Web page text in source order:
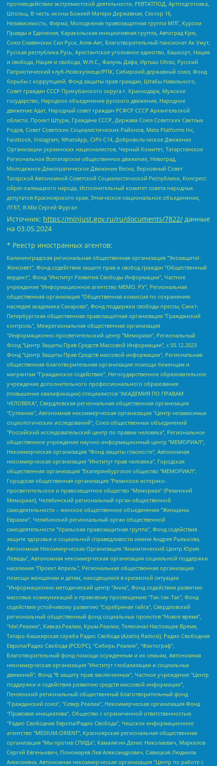
противодействии экстремистской деятельности, РЕВТАТПОД, Артподготовка,
Штольц, В честь иконы Божией Матери Державная, Сектор 16,
Независимость, Фирма, Молодежная правозащитная группа МПГ, Курсом
Правды и Единения, Каракольская инициативная группа, Автоград Крю,
Союз Славянских Сил Руси, Алля-Аят, Благотворительный пансионат Ак Умут,
Русская республика Русь, Арестантское уголовное единство, Башкорт, Нация
и свобода, Нация и свобода, W.H.С., Фалунь Дафа, Иртыш Ultras, Русский
Патриотический клуб-Новокузнецк/РПК, Сибирский державный союз, Фонд
борьбы с коррупцией, Фонд защиты прав граждан, Штабы Навального,
Совет граждан СССР Прикубанского округа г. Краснодара, Мужское
государство, Народное объединение русского движения, Народное
движение Адат, Народный совет граждан РСФСР СССР Архангельской
области, Проект Штурм, Граждане СССР, Держава Союз Советских Светлых
Родов, Совет Советских Социалистических Районов, Meta Platforms Inc,
Facebook, Instagram, WhatsApp, СИЧ-С14, Добровольческое Движение
Организации украинских националистов, Черный Комитет, Татарстанское
Региональное Всетатарское общественное движение, Невоград,
Молодежное Демократическое Движение Весна, Верховный Совет
Татарской Автономной Советской Социалистической Республики, Конгресс
ойрат-калмыцкого народа, Исполнительный комитет совета народных
депутатов Красноярского края, Этническое национальное объединение,
ЛГБТ, Я.МЫ Сергей Фургал
Источник: https://minjust.gov.ru/ru/documents/7822/ данные
на 03.05.2024
* Реестр иностранных агентов:
Калининградская региональная общественная организация "Экозащита!-Женсовет", Фонд содействия защите прав и свобод граждан "Общественный вердикт", Фонд "Институт Развития Свободы Информации", Частное учреждение "Информационное агентство МЕМО. РУ", Региональная общественная организация "Общественная комиссия по сохранению наследия академика Сахарова", Фонд поддержки свободы прессы, Санкт-Петербургская общественная правозащитная организация "Гражданский контроль", Межрегиональная общественная организация "Информационно-просветительский центр "Мемориал", Региональный Фонд "Центр Защиты Прав Средств Массовой Информации", с 05.12.2023 Фонд "Центр Защиты Прав Средств массовой информации", Региональная общественная благотворительная организация помощи беженцам и мигрантам "Гражданское содействие", Негосударственное образовательное учреждение дополнительного профессионального образования (повышение квалификации) специалистов "АКАДЕМИЯ ПО ПРАВАМ ЧЕЛОВЕКА", Свердловская региональная общественная организация "Сутяжник", Автономная некоммерческая организация "Центр независимых социологических исследований", Союз общественных объединений "Российский исследовательский центр по правам человека", Региональное общественное учреждение научно-информационный центр "МЕМОРИАЛ", Некоммерческая организация "Фонд защиты гласности", Автономная некоммерческая организация "Институт прав человека", Городская общественная организация "Екатеринбургское общество "МЕМОРИАЛ", Городская общественная организация "Рязанское историко-просветительское и правозащитное общество "Мемориал" (Рязанский Мемориал), Челябинский региональный орган общественной самодеятельности – женское общественное объединение "Женщины Евразии", Челябинский региональный орган общественной самодеятельности "Уральская правозащитная группа", Фонд содействия защите здоровья и социальной справедливости имени Андрея Рылькова, Автономная Некоммерческая Организация "Аналитический Центр Юрия Левады", Автономная некоммерческая организация социальной поддержки населения "Проект Апрель", Региональная общественная организация помощи женщинам и детям, находящимся в кризисной ситуации "Информационно-методический центр "Анна", Фонд содействия развитию массовых коммуникаций и правовому просвещению "Так-так-Так", Фонд содействия устойчивому развитию "Серебряная тайга", Свердловский региональный общественный фонд социальных проектов "Новое время", "Idel.Реалии", Кавказ.Реалии, Крым.Реалии, Телеканал Настоящее Время, Татаро-башкирская служба Радио Свобода (Azatliq Radiosi), Радио Свободная Европа/Радио Свобода (PCE/PC), "Сибирь.Реалии", "Фактограф", Благотворительный фонд помощи осужденным и их семьям, Автономная некоммерческая организация "Институт глобализации и социальных движений", Фонд "В защиту прав заключенных", Частное учреждение "Центр поддержки и содействия развитию средств массовой информации", Пензенский региональный общественный благотворительный фонд "Гражданский союз", "Север.Реалии", Некоммерческая организация Фонд "Правовая инициатива", Общество с ограниченной ответственностью "Радио Свободная Европа/Радио Свобода", Чешское информационное агентство "MEDIUM-ORIENT", Красноярская региональная общественная организация "Мы против СПИДа", Камалягин Денис Николаевич, Маркелов Сергей Евгеньевич, Пономарев Лев Александрович, Савицкая Людмила Алексеевна, Автономная некоммерческая организация "Центр по работе с проблемой насилия "НАСИЛИЮ.НЕТ", Межрегиональный профессиональный союз работников здравоохранения "Альянс врачей", Юридическое лицо, зарегистрированное в Латвийской Республике, SIA "Medusa Project" (регистрационный номер 40103797863, дата регистрации 10.06.2014), Некоммерческая организация "Фонд по борьбе с коррупцией", Автономная некоммерческая организация "Институт права и публичной политики", Баданин Роман Сергеевич, Гликин Максим Александрович, Железнова Мария Михайловна, Лукьянова Юлия Сергеевна, Маетная Елизавета Витальевна, Маняхин Петр Борисович, Чуракова Ольга Владимировна, Ярош Юлия Петровна, Юридическое лицо "The Insider SIA", зарегистрированное в Риге, Латвийская Республика (дата регистрации 26.06.2015), являющееся администратором доменного имени интернет-издания "The Insider SIA", https://theins.ru, Постернак Алексей Евгеньевич, Рубин Михаил Аркадьевич, Анин Роман Александрович, Юридическое лицо Istories fonds, зарегистрированное в Латвийской Республике (регистрационный номер 50008295751, дата регистрации 24.02.2020), Великовский Дмитрий Александрович, Долинина Ирина Николаевна, Мароховская Алеся Алексеевна, Шлейнов Роман Юрьевич, Шмагун Олеся Валентиновна, Общество с ограниченной ответственностью "Альтаир 2021", Общество с ограниченной ответственностью "Вега 2021", Общество с ограниченной ответственностью "Главный редактор 2021", Общество с ограниченной ответственностью "Ромашки монолит", Важенков Артем Валерьевич, Ивановская областная общественная организация "Центр гендерных исследований", Гурман Юрий Альбертович, Медиапроект "ОВД-Инфо", Егоров Владимир Владимирович, Жилинский Владимир Александрович, Общество с ограниченной ответственностью "ЗП", Иванова София Юрьевна, Карезина Инна Павловна, Кильтау Екатерина Викторовна, Петров Алексей Викторович, Пискунов Сергей Евгеньевич, Смирнов Сергей Сергеевич, Тихонов Михаил Сергеевич, Общество с ограниченной ответственностью "ЖУРНАЛИСТ-ИНОСТРАННЫЙ АГЕНТ", Арапова Галина Юрьевна, Вольтская Татьяна Анатольевна, Американская компания "Mason G.E.S. Anonymous Foundation" (США), являющаяся владельцем интернет-издания https://mnews.world/, Компания "Stichting Bellingcat", зарегистрированная в Нидерландах (дата регистрации 11.07.2018), Захаров Андрей Вячеславович, Клепиковская Екатерина Дмитриевна, Общество с ограниченной ответственностью "МЕМО", Перл Роман Александрович, Симонов Евгений Алексеевич, Соловьева Елена Анатольевна, Сотников Даниил Владимирович, Сурначева Елизавета Дмитриевна, Автономная некоммерческая организация по защите прав человека и информированию населения "Якутия – Наше Мнение", Общество с ограниченной ответственностью "Москоу диджитал медиа", с 26.01.2023 Общество с ограниченной ответственностью "Чайка Белые сады", Ветошкина Валерия Валерьевна, Заговора Максим Александрович, Межрегиональное общественное движение "Российская ЛГБТ - сеть", Оленичев Максим Владимирович, Павлов Иван Юрьевич, Скворцова Елена Сергеевна, Общество с ограниченной ответственностью "Как бы инагент", Кочетков Игорь Викторович, Общество с ограниченной ответственностью "Честные выборы", Еланчик Олег Александрович, Общество с ограниченной ответственностью "Нобелевский призыв", Гималова Регина Эмилевна, Григорьев Андрей Валерьевич, Григорьева Алина Александровна, Ассоциация по содействию защите прав призывников, альтернативнослужащих и военнослужащих "Правозащитная группа "Гражданин.Армия.Право", Хисамова Регина Фаритовна, Автономная некоммерческая организация по реализации социально-правовых программ "Лилит", Дальневосточное общественное движение "Маяк", Санкт-Петербургская ЛГБТ-инициативная группа "Выход", Инициативная группа ЛГБТ+ "Реверс", Алексеев Андрей Викторович, Бекбулатова Таисия Львовна, Беляев Иван Михайлович, Владыкина Елена Сергеевна, Гельман Марат Александрович, Никульшина Вероника Юрьевна, Толоконникова Надежда Андреевна, Шендерович Виктор Анатольевич, Общество с ограниченной ответственностью "Данное сообщение", Общество с ограниченной ответственностью Издательский дом "Новая глава", Айнбиндер Александра Александровна, Московский комьюнити-центр для ЛГБТ+инициатив, Благотворительный фонд развития филантропии, Deutsche Welle (Германия, Kurt-Schumacher-Strasse 3, 53113 Bonn), Борзунова Мария Михайловна, Воробьев Виктор Викторович, Голубева Анна Львовна, Константинова Алла Михайловна, Малкова Ирина Владимировна, Мурадов Мурад Абдулгалимович, Осетинская Елизавета Николаевна, Понасенков Евгений Николаевич, Ганапольский Матвей Юрьевич, Киселев Евгений Алексеевич, Борухович Ирина Григорьевна, Дремин Иван Тимофеевич, Дубровский Дмитрий Викторович, Красноярская региональная общественная организация поддержки и развития альтернативных образовательных технологий и межкультурных коммуникаций "ИНТЕРРА", Маяковская Екатерина Алексеевна, Фейгин Марк Захарович, Филимонов Андрей Викторович, Дзугкоева Регина Николаевна, Доброхотов Роман Александрович, Дудь Юрий Александрович, Елкин Сергей Владимирович, Кругликов Кирилл Игоревич, Сабунаева Мария Леонидовна, Семенов Алексей Владимирович, Шаинян Карен Багратович, Шульман Екатерина Михайловна, Асафьев Артур Валерьевич, Вахштайн Виктор Семенович, Венедиктов Алексей Алексеевич, Лушникова Екатерина Евгеньевна, Волков Леонид Михайлович, Невзоров Александр Глебович, Пархоменко Сергей Борисович, Сироткин Ярослав Николаевич, Кара-Мурза Владимир Владимирович, Баранова Наталья Владимировна, Гозман Леонид Яковлевич, Кагарлицкий Борис Юльевич, Климарев Михаил Валерьевич, Милов Владимир Станиславович, Автономная некоммерческая организация Краснодарский центр современного искусства "Типография", Моргенштерн Алишер Тагирович, Соболь Любовь Эдуардовна, Общество с ограниченной ответственностью "ЛИЗА НОРМ", Каспаров Гарри Кимович, Ходорковский Михаил Борисович, Общество с ограниченной ответственностью "Апрельские тезисы", Данилович Ирина Брониславовна, Кашин Олег Владимирович, Петров Николай Владимирович, Пивоваров Алексей Владимирович, Соколов Михаил Владимирович, Цветкова Юлия Владимировна, Чичваркин Евгений Александрович, Комитет против пыток/Команда против пыток, Общество с ограниченной ответственностью "Первый научный", Общество с ограниченной ответственностью "Вертолет и ко", Белоцерковская Вероника Борисовна, Кац Максим Евгеньевич, Лазарева Татьяна Юрьевна, Шаведдинов Руслан Табризович, Яшин Илья Валерьевич, Общество с ограниченной ответственностью "Иноагент ААВ", Алешковский Дмитрий Петрович, Альбац Евгения Марковна, Быков Дмитрий Львович, Галямина Юлия Евгеньевна, Лойко Сергей Леонидович, Мартынов Кирилл Константинович, Медведев Сергей Александрович, Крашенинников Федор Геннадиевич, Гордеева Катерина Вл